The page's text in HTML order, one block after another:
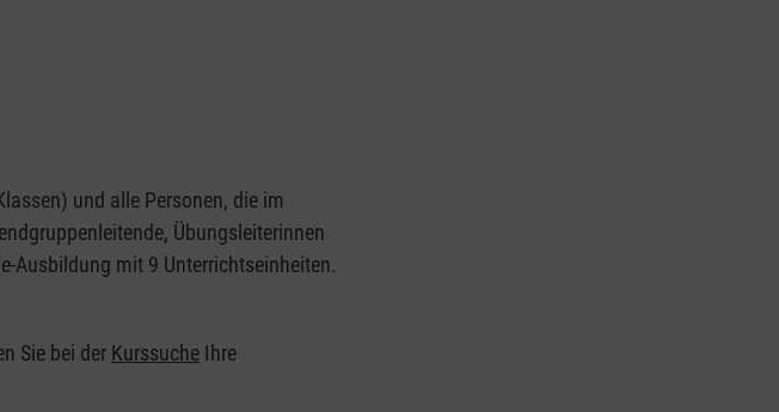
und alle Personen, die im
Übungsleiterinnen
Ausbildung mit 9 Unterrichtseinheiten.
Sie bei der Kurssuche Ihre